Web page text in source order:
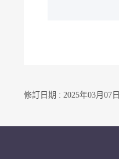
修訂日期 : 2025年03月07日